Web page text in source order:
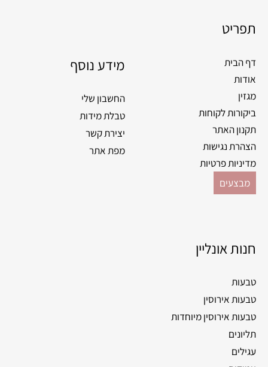
b
o
k
a
r
a
m
תפריט
דף הבית
אודות
מגזין
ביקורות לקוחות
תקנון האתר
הצהרת נגישות
מדיניות פרטיות
מבצעים
מידע נוסף
החשבון שלי
טבלת מידות
יצירת קשר
מפת אתר
חנות אונליין
טבעות
טבעות אירוסין
טבעות אירוסין מיוחדות
תליונים
עגילים